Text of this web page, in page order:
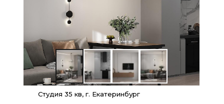
Студия 35 кв, г. Екатеринбург